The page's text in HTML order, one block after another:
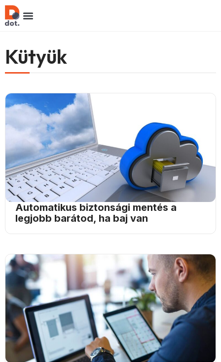
Kütyük
Automatikus biztonsági mentés a
legjobb barátod, ha baj van